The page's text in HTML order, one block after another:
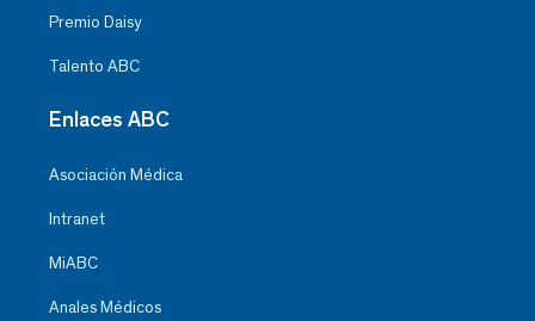
Premio Daisy
Talento ABC
Enlaces ABC
Asociación Médica
Intranet
MiABC
Anales Médicos